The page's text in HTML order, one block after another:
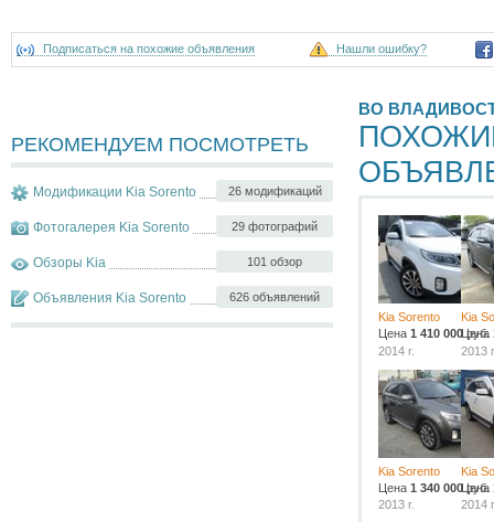
Подписаться на похожие объявления Нашли ошибку?
РЕКОМЕНДУЕМ ПОСМОТРЕТЬ
26 модификаций
Модификации Kia Sorento
29 фотографий
Фотогалерея Kia Sorento
101 обзор
Обзоры Kia
626 объявлений
Объявления Kia Sorento
ВО
Kia Sorento
Цена 1 410 000руб.
2014 г.
Kia
Цена
2013
Kia Sorento
Цена 1 340 000 руб.
2013 г.
Kia
Цена
2014